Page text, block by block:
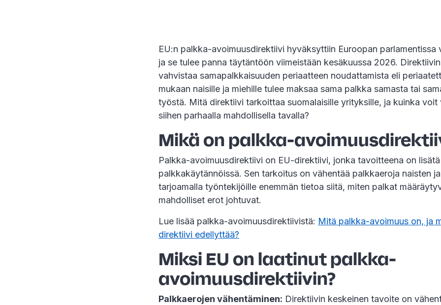
EU:n palkka-avoimuusdirektiivi hyväksyttiin Euroopan parlamentissa
ja se tulee panna täytäntöön viimeistään kesäkuussa 2026.
vahvistaa samapalkkaisuuden periaatteen noudattamista eli
mukaan naisille ja miehille tulee maksaa sama palkka samasta tai
työstä. Mitä direktiivi tarkoittaa suomalaisille yrityksille, ja kuinka voit
siihen parhaalla mahdollisella tavalla?
Mikä on palkka-
Palkka-avoimuusdirektiivi on EU-direktiivi, jonka tavoitteena on
palkkakäytännöissä. Sen tarkoitus on vähentää palkkaeroja naisten
tarjoamalla työntekijöille enemmän tietoa siitä, miten palkat
mahdolliset erot johtuvat.
Lue lisää palkka-avoimuusdirektiivistä: Mitä palkka-avoimuus on, ja
direktiivi edellyttää?
Miksi EU on laatinut palkka-
avoimuusdirektiivin?
Palkkaerojen vähentäminen: Direktiivin keskeinen tavoite on